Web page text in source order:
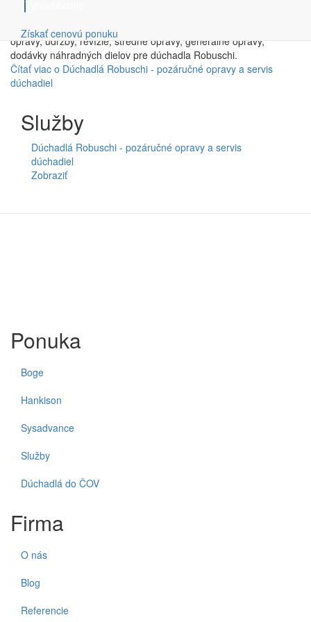
Vyhľadávanie
Získať cenovú ponuku
Spoločnosť COMPRESSED GAS s.r.o. zabezpečuje kompletný
pozáručný servis dúchadiel a vývev značky Robuschi. Realizuje
opravy, údržby, revízie, stredné opravy, generálne opravy,
dodávky náhradných dielov pre dúchadla Robuschi.
Čítať viac o Dúchadlá Robuschi - pozáručné opravy a servis
dúchadiel
Služby
Dúchadlá Robuschi - pozáručné opravy a servis
dúchadiel
Zobraziť
Ponuka
Boge
Hankison
Sysadvance
Služby
Dúchadlá do ČOV
Firma
O nás
Blog
Referencie